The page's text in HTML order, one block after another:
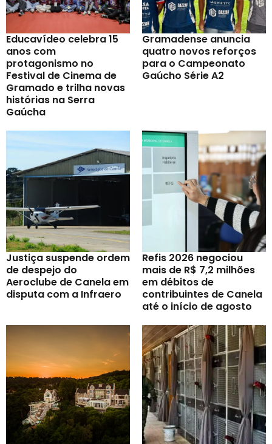
Educavídeo celebra 15
anos com
protagonismo no
Festival de Cinema de
Gramado e trilha novas
histórias na Serra
Gaúcha
Gramadense anuncia
quatro novos reforços
para o Campeonato
Gaúcho Série A2
Justiça suspende ordem
de despejo do
Aeroclube de Canela em
disputa com a Infraero
Refis 2026 negociou
mais de R$ 7,2 milhões
em débitos de
contribuintes de Canela
até o início de agosto